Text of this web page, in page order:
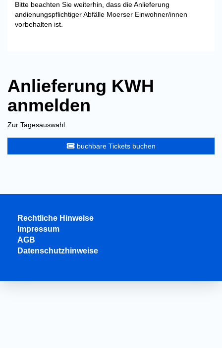
Bitte beachten Sie weiterhin, dass die Anlieferung
andienungspflichtiger Abfälle Moerser Einwohner/innen
vorbehalten ist.
Anlieferung KWH
anmelden
Zur Tagesauswahl:
buchbare Tickets buchen
Rechtliche Hinweise
Impressum
AGB
Datenschutzhinweise